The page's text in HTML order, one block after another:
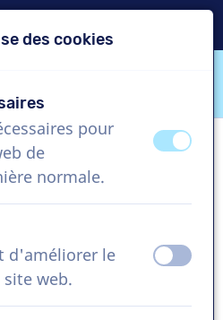
mots
des cookies
pour
de
normale.
éteint
d'améliorer le
web.
éteint